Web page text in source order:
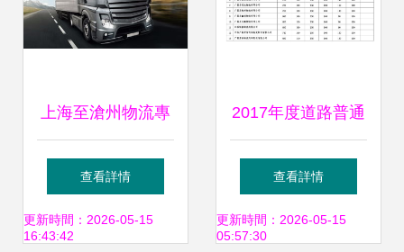
上海至滄州物流專
線 特快直達，高效
保障普通貨物運輸
查看詳情
更新時間：2026-05-15
16:43:42
2017年度道路普通
貨物運輸企業質量
信譽考核情況分析
查看詳情
更新時間：2026-05-15
05:57:30